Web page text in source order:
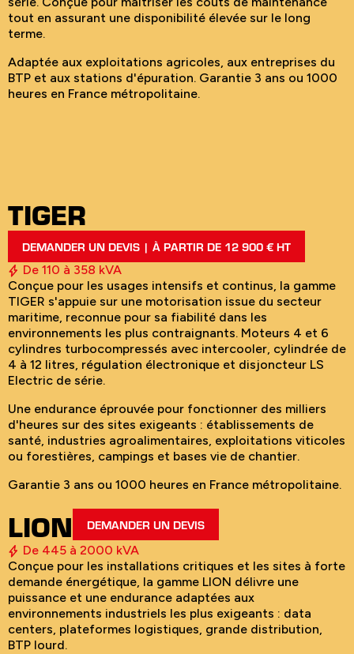
tout en assurant une disponibilité élevée sur le long
terme.
Adaptée aux exploitations agricoles, aux entreprises du
BTP et aux stations d'épuration. Garantie 3 ans ou 1000
heures en France métropolitaine.
TIGER
DEMANDER UN DEVIS | À PARTIR DE 12 900 € HT
De 110 à 358 kVA
Conçue pour les usages intensifs et continus, la gamme
TIGER s'appuie sur une motorisation issue du secteur
maritime, reconnue pour sa fiabilité dans les
environnements les plus contraignants. Moteurs 4 et 6
cylindres turbocompressés avec intercooler, cylindrée de
4 à 12 litres, régulation électronique et disjoncteur LS
Electric de série.
Une endurance éprouvée pour fonctionner des milliers
d'heures sur des sites exigeants : établissements de
santé, industries agroalimentaires, exploitations viticoles
ou forestières, campings et bases vie de chantier.
Garantie 3 ans ou 1000 heures en France métropolitaine.
LION DEMANDER UN DEVIS
De 445 à 2000 kVA
Conçue pour les installations critiques et les sites à forte
demande énergétique, la gamme LION délivre une
puissance et une endurance adaptées aux
environnements industriels les plus exigeants : data
centers, plateformes logistiques, grande distribution,
BTP lourd.